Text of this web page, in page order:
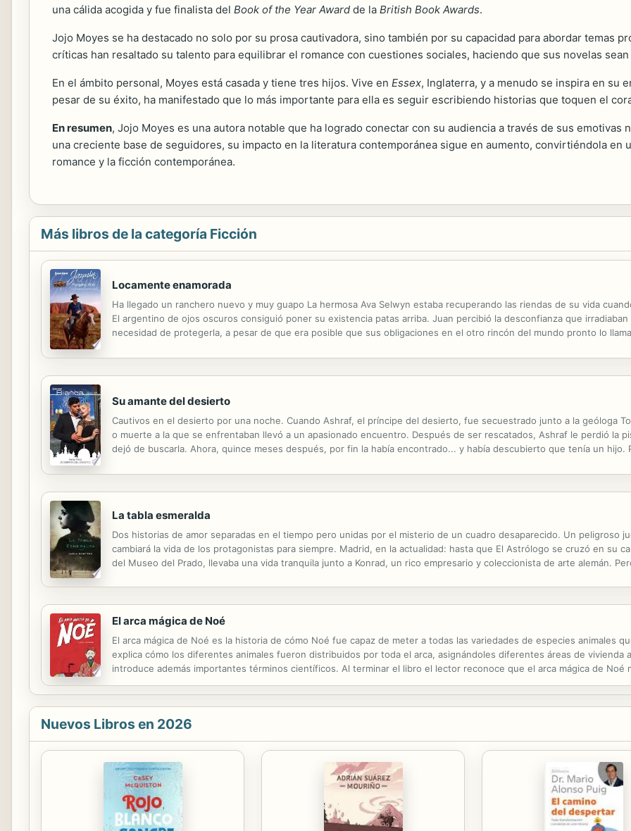
una cálida acogida y fue finalista del Book of the Year Award de la British Book Awards.
Jojo Moyes se ha destacado no solo por su prosa cautivadora, sino también por su capacidad para abordar temas
críticas han resaltado su talento para equilibrar el romance con cuestiones sociales, haciendo que sus novelas
En el ámbito personal, Moyes está casada y tiene tres hijos. Vive en Essex, Inglaterra, y a menudo se inspira en su
pesar de su éxito, ha manifestado que lo más importante para ella es seguir escribiendo historias que toquen el
En resumen, Jojo Moyes es una autora notable que ha logrado conectar con su audiencia a través de sus emotivas
una creciente base de seguidores, su impacto en la literatura contemporánea sigue en aumento, convirtiéndola en
romance y la ficción contemporánea.
Más libros de la categoría Ficción
Locamente enamorada
Ha llegado un ranchero nuevo y muy guapo La hermosa Ava Selwyn estaba recuperando las riendas de su vida
El argentino de ojos oscuros consiguió poner su existencia patas arriba. Juan percibió la desconfianza que
necesidad de protegerla, a pesar de que era posible que sus obligaciones en el otro rincón del mundo pronto lo
Su amante del desierto
Cautivos en el desierto por una noche. Cuando Ashraf, el príncipe del desierto, fue secuestrado junto a la geóloga
o muerte a la que se enfrentaban llevó a un apasionado encuentro. Después de ser rescatados, Ashraf le perdió la
dejó de buscarla. Ahora, quince meses después, por fin la había encontrado... y había descubierto que tenía un hijo.
La tabla esmeralda
Dos historias de amor separadas en el tiempo pero unidas por el misterio de un cuadro desaparecido. Un peligroso
cambiará la vida de los protagonistas para siempre. Madrid, en la actualidad: hasta que El Astrólogo se cruzó en su
del Museo del Prado, llevaba una vida tranquila junto a Konrad, un rico empresario y coleccionista de arte alemán.
El arca mágica de Noé
El arca mágica de Noé es la historia de cómo Noé fue capaz de meter a todas las variedades de especies animales
explica cómo los diferentes animales fueron distribuidos por toda el arca, asignándoles diferentes áreas de vivienda
introduce además importantes términos científicos. Al terminar el libro el lector reconoce que el arca mágica de Noé
Nuevos Libros en 2026